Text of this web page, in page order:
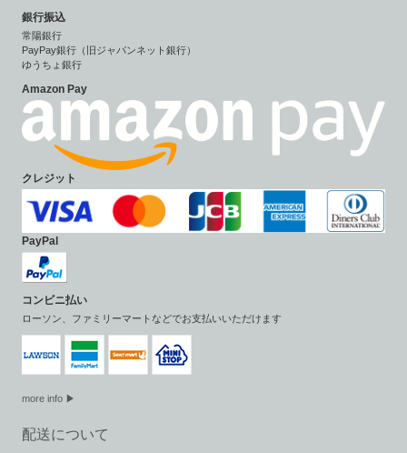
銀行振込
常陽銀行
PayPay銀行（旧ジャパンネット銀行）
ゆうちょ銀行
Amazon Pay
クレジット
PayPal
コンビニ払い
ローソン、ファミリーマートなどでお支払いいただけます
more info ▶
配送について